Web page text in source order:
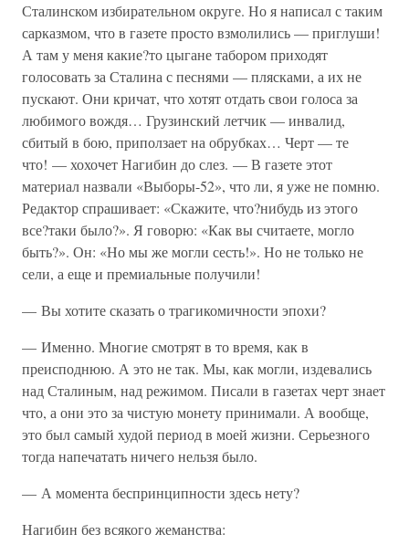
Сталинском избирательном округе. Но я написал с таким
сарказмом, что в газете просто взмолились — приглуши!
А там у меня какие?то цыгане табором приходят
голосовать за Сталина с песнями — плясками, а их не
пускают. Они кричат, что хотят отдать свои голоса за
любимого вождя… Грузинский летчик — инвалид,
сбитый в бою, приползает на обрубках… Черт — те
что! — хохочет Нагибин до слез. — В газете этот
материал назвали «Выборы-52», что ли, я уже не помню.
Редактор спрашивает: «Скажите, что?нибудь из этого
все?таки было?». Я говорю: «Как вы считаете, могло
быть?». Он: «Но мы же могли сесть!». Но не только не
сели, а еще и премиальные получили!
— Вы хотите сказать о трагикомичности эпохи?
— Именно. Многие смотрят в то время, как в
преисподнюю. А это не так. Мы, как могли, издевались
над Сталиным, над режимом. Писали в газетах черт знает
что, а они это за чистую монету принимали. А вообще,
это был самый худой период в моей жизни. Серьезного
тогда напечатать ничего нельзя было.
— А момента беспринципности здесь нету?
Нагибин без всякого жеманства: